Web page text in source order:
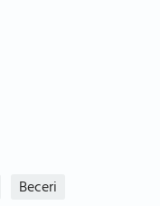
Beceri